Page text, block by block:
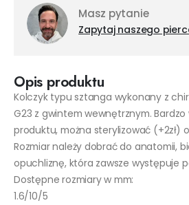
Masz pytanie
Zapytaj naszego
Opis produktu
Kolczyk typu sztanga wykonany z
G23 z gwintem wewnętrznym. Bardzo
produktu, można sterylizować (+2zł)
Rozmiar należy dobrać do anatomii,
opuchliznę, która zawsze występuje
Dostępne rozmiary w mm:
1.6/10/5